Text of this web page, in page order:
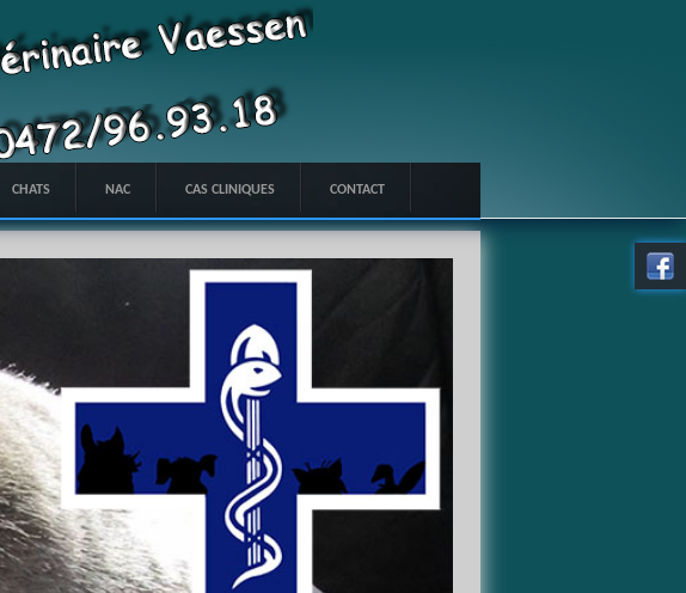
CHATS NAC CAS CLINIQUES CONTACT